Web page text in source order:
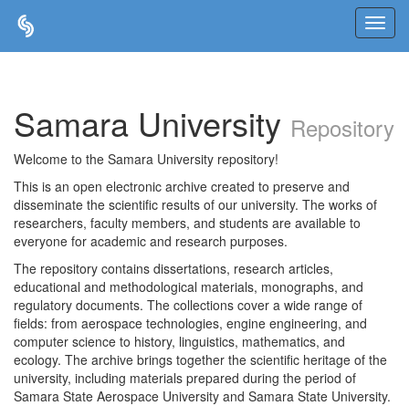
Samara University Repository
Welcome to the Samara University repository!
This is an open electronic archive created to preserve and
disseminate the scientific results of our university. The works of
researchers, faculty members, and students are available to
everyone for academic and research purposes.
The repository contains dissertations, research articles,
educational and methodological materials, monographs, and
regulatory documents. The collections cover a wide range of
fields: from aerospace technologies, engine engineering, and
computer science to history, linguistics, mathematics, and
ecology. The archive brings together the scientific heritage of the
university, including materials prepared during the period of
Samara State Aerospace University and Samara State University.